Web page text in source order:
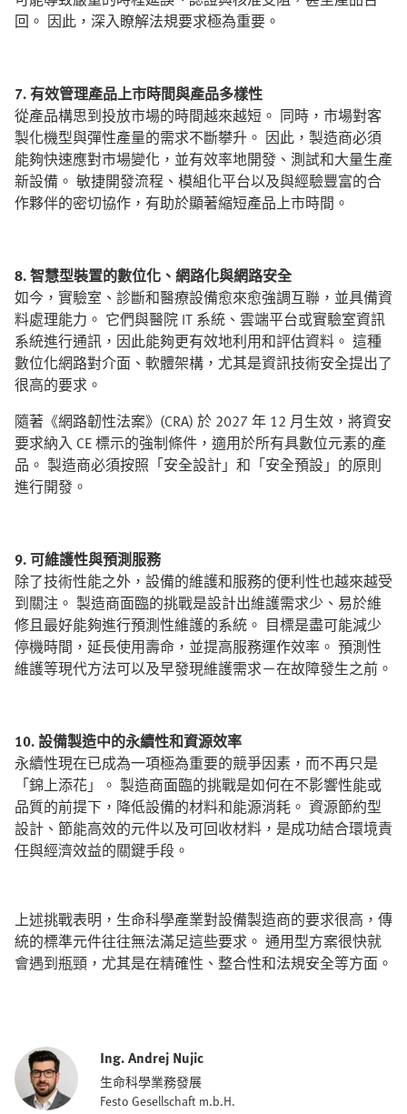
回。 因此，深入瞭解法規要求極為重要。
7. 有效管理產品上市時間與產品多樣性
從產品構思到投放市場的時間越來越短。 同時，市場對客
製化機型與彈性產量的需求不斷攀升。 因此，製造商必須
能夠快速應對市場變化，並有效率地開發、測試和大量生產
新設備。 敏捷開發流程、模組化平台以及與經驗豐富的合
作夥伴的密切協作，有助於顯著縮短產品上市時間。
8. 智慧型裝置的數位化、網路化與網路安全
如今，實驗室、診斷和醫療設備愈來愈強調互聯，並具備資
料處理能力。 它們與醫院 IT 系統、雲端平台或實驗室資訊
系統進行通訊，因此能夠更有效地利用和評估資料。 這種
數位化網路對介面、軟體架構，尤其是資訊技術安全提出了
很高的要求。
隨著《網路韌性法案》(CRA) 於 2027 年 12 月生效，將資安
要求納入 CE 標示的強制條件，適用於所有具數位元素的產
品。 製造商必須按照「安全設計」和「安全預設」的原則
進行開發。
9. 可維護性與預測服務
除了技術性能之外，設備的維護和服務的便利性也越來越受
到關注。 製造商面臨的挑戰是設計出維護需求少、易於維
修且最好能夠進行預測性維護的系統。 目標是盡可能減少
停機時間，延長使用壽命，並提高服務運作效率。 預測性
維護等現代方法可以及早發現維護需求－在故障發生之前。
10. 設備製造中的永續性和資源效率
永續性現在已成為一項極為重要的競爭因素，而不再只是
「錦上添花」。 製造商面臨的挑戰是如何在不影響性能或
品質的前提下，降低設備的材料和能源消耗。 資源節約型
設計、節能高效的元件以及可回收材料，是成功結合環境責
任與經濟效益的關鍵手段。
上述挑戰表明，生命科學產業對設備製造商的要求很高，傳
統的標準元件往往無法滿足這些要求。 通用型方案很快就
會遇到瓶頸，尤其是在精確性、整合性和法規安全等方面。
Ing. Andrej Nujic
生命科學業務發展
Festo Gesellschaft m.b.H.